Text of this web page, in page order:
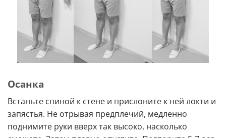
Осанка
Встаньте спиной к стене и прислоните к ней локти и
запястья. Не отрывая предплечий, медленно
поднимите руки вверх так высоко, насколько